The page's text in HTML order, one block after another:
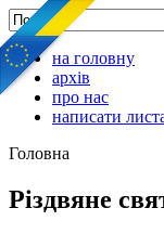
на головну
архів
про нас
написати
Головна
Різдвяне